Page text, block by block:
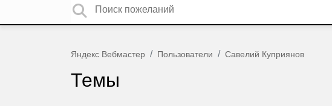
Яндекс Вебмастер Пользователи Савелий Куприянов
Темы